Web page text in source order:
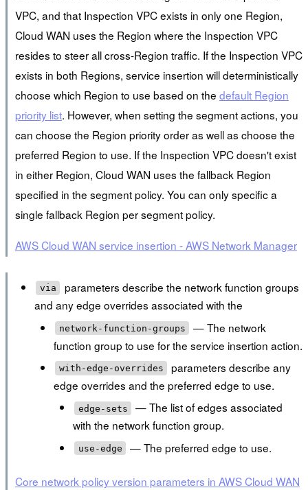
VPC, and that Inspection VPC exists in only one Region,
Cloud WAN uses the Region where the Inspection VPC
resides to steer all cross-Region traffic. If the Inspection VPC
exists in both Regions, service insertion will deterministically
choose which Region to use based on the default Region
priority list. However, when setting the segment actions, you
can choose the Region priority order as well as choose the
preferred Region to use. If the Inspection VPC doesn't exist
in either Region, Cloud WAN uses the fallback Region
specified in the segment policy. You can only specific a
single fallback Region per segment policy.
AWS Cloud WAN service insertion - AWS Network Manager
via
parameters describe the network function groups
and any edge overrides associated with the
network-function-groups
— The network
function group to use for the service insertion action.
with-edge-overrides
parameters describe any
edge overrides and the preferred edge to use.
edge-sets
— The list of edges associated
with the network function group.
use-edge — The preferred edge to use.
Core network policy version parameters in AWS Cloud WAN